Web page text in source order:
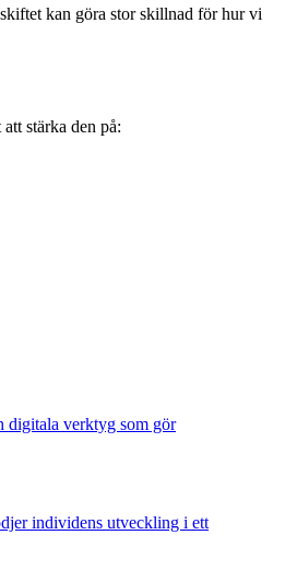
kan göra stor skillnad för hur vi
stärka den på:
digitala verktyg som gör
individens utveckling i ett